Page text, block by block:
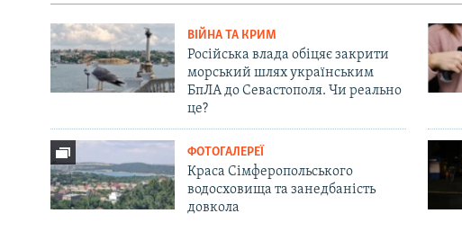
ВІЙНА ТА КРИМ
Російська влада обіцяє закрити
морський шлях українським
БпЛА до Севастополя. Чи реально
це?
ФОТОГАЛЕРЕЇ
Краса Сімферопольського
водосховища та занедбаність
довкола